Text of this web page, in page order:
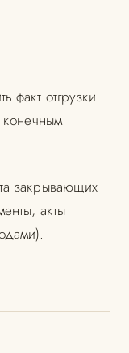
факт отгрузки
конечным
закрывающих
акты